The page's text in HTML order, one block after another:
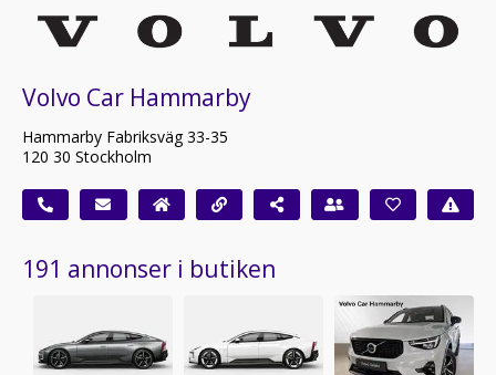
Volvo Car Hammarby
Hammarby Fabriksväg 33-35
120 30 Stockholm
191 annonser i butiken